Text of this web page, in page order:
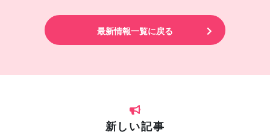
最新情報一覧に戻る
新しい記事